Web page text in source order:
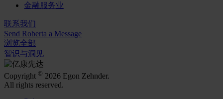
金融服务业
联系我们
Send Roberta a Message
浏览全部
智识与洞见
Copyright © 2026 Egon Zehnder.
All rights reserved.